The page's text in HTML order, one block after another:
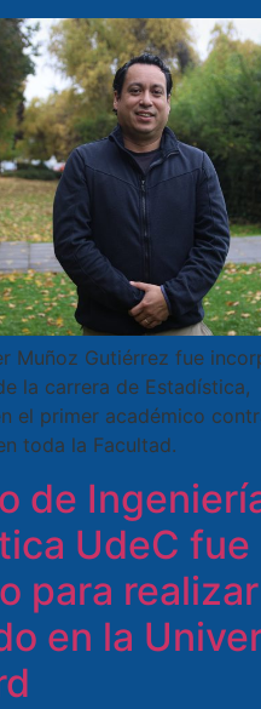
Muñoz Gutiérrez fue
la carrera de Estadística,
el primer académico
toda la Facultad.
de
UdeC fue
para realizar
en la